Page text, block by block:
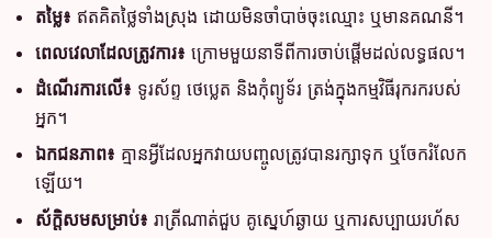
តម្លៃ៖ ឥតគិតថ្លៃទាំងស្រុង ដោយមិនចាំបាច់ចុះឈ្មោះ ឬមានគណនី។
ពេលវេលាដែលត្រូវការ៖ ក្រោមមួយនាទីពីការចាប់ផ្តើមដល់លទ្ធផល។
ដំណើរការលើ៖ ទូរស័ព្ទ ថេប្លេត និងកុំព្យូទ័រ ត្រង់ក្នុងកម្មវិធីរុករករបស់
អ្នក។
ឯកជនភាព៖ គ្មានអ្វីដែលអ្នកវាយបញ្ចូលត្រូវបានរក្សាទុក ឬចែករំលែក
ឡើយ។
ស័ក្តិសមសម្រាប់៖ រាត្រីណាត់ជួប គូស្នេហ៍ឆ្ងាយ ឬការសប្បាយរហ័ស